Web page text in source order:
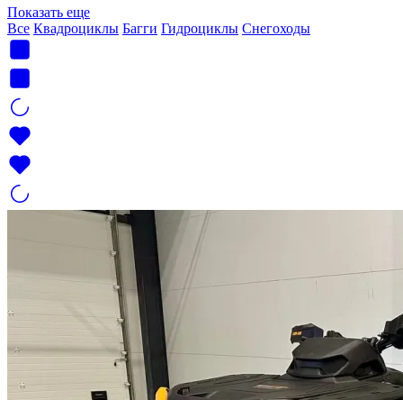
Показать еще
Все Квадроциклы Багги Гидроциклы Снегоходы